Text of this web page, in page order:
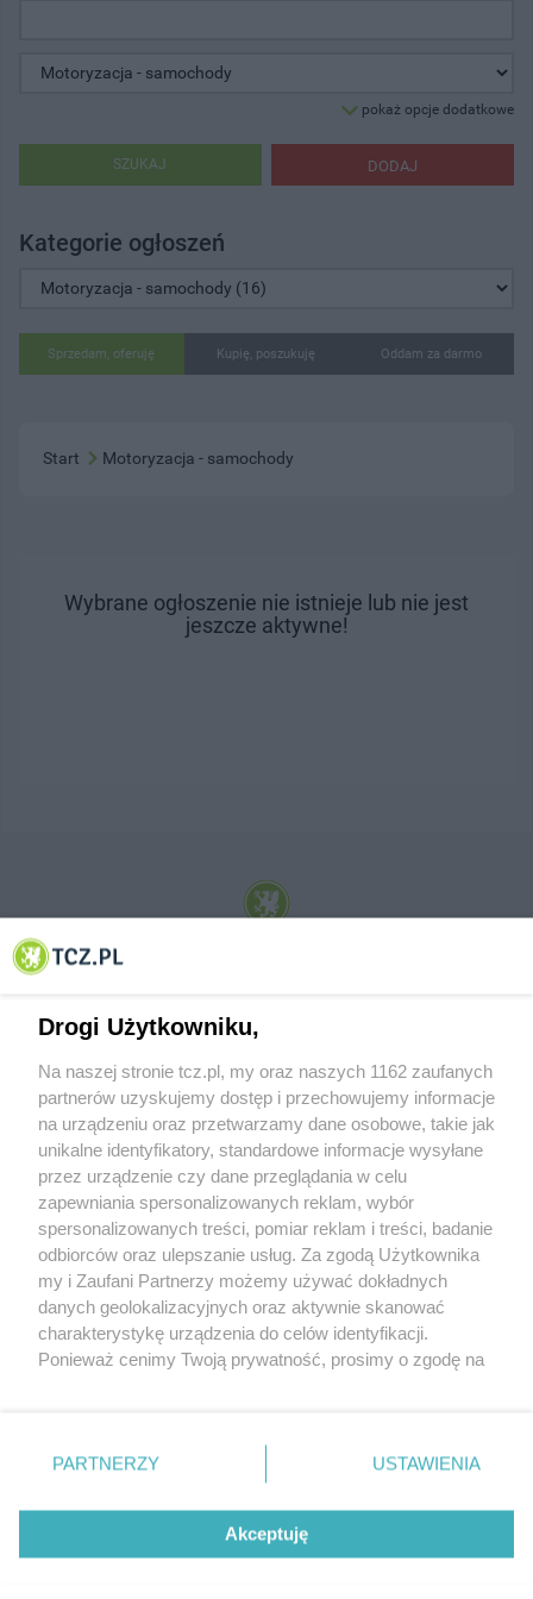
pokaż opcje dodatkowe
DODAJ
SZUKAJ
Kategorie ogłoszeń
Sprzedam, oferuję Kupię, poszukuję Oddam za darmo
Start Motoryzacja - samochody
Wybrane ogłoszenie nie istnieje lub nie jest
jeszcze aktywne!
© 2001-2026 Tczew - TCZ.PL Sp. z o.o. Internetowy Serwis Informacyjny Miasta
O FIRMIE POLITYKA PRYWATNOŚCI HOSTING
REKLAMA WSPÓŁPRACA RSS FACEBOOK KONTAKT
Nasze serwisy
Aktualności
Tcz24
Historia miasta
Muzyka i kultura
Archiwum wydarzeń
Zdjęcia miasta
Drogi Użytkowniku,
Na naszej stronie tcz.pl, my oraz naszych 1162 zaufanych
partnerów uzyskujemy dostęp i przechowujemy informacje
na urządzeniu oraz przetwarzamy dane osobowe, takie jak
unikalne identyfikatory, standardowe informacje wysyłane
przez urządzenie czy dane przeglądania w celu
zapewniania spersonalizowanych reklam, wybór
spersonalizowanych treści, pomiar reklam i treści, badanie
odbiorców oraz ulepszanie usług. Za zgodą Użytkownika
my i Zaufani Partnerzy możemy używać dokładnych
danych geolokalizacyjnych oraz aktywnie skanować
charakterystykę urządzenia do celów identyfikacji.
Ponieważ cenimy Twoją prywatność, prosimy o zgodę na
znajdujący się w lewym dolnym rogu strony
. Niektóre
przetwarzaniu. Preferencje będą miały zastosowania tylko
PARTNERZY USTAWIENIA
Akceptuję